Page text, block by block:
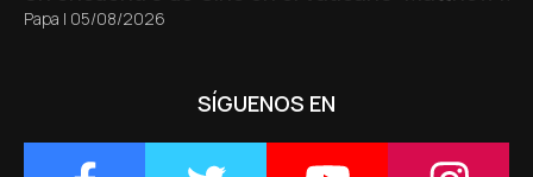
Papa | 05/08/2026
SÍGUENOS EN